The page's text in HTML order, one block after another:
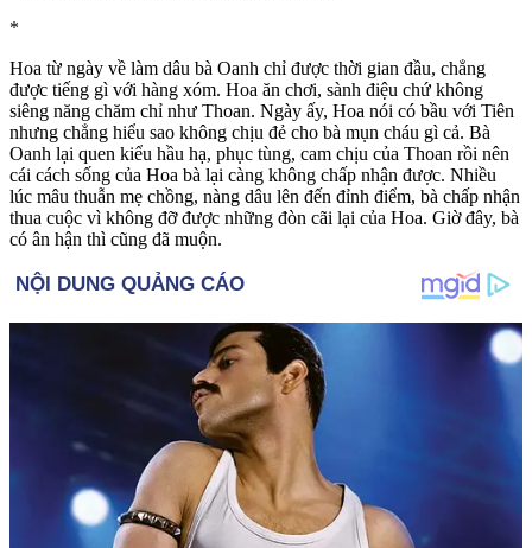
*
Hoa từ ngày về làm dâu bà Oanh chỉ được thời gian đầu, chẳng
được tiếng gì với hàng xóm. Hoa ăn chơi, sành điệu chứ không
siêng năng chăm chỉ như Thoan. Ngày ấy, Hoa nói có bầu với Tiên
nhưng chẳng hiểu sao không chịu đẻ cho bà mụn cháu gì cả. Bà
Oanh lại quen kiểu hầu hạ, phục tùng, cam chịu của Thoan rồi nên
cái cách sống của Hoa bà lại càng không chấp nhận được. Nhiều
lúc mâu thuẫn mẹ chồng, nàng dâu lên đến đỉnh điểm, bà chấp nhận
thua cuộc vì không đỡ được những đòn cãi lại của Hoa. Giờ đây, bà
có ân hận thì cũng đã muộn.